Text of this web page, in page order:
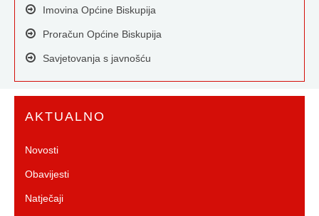
Imovina Općine Biskupija
Proračun Općine Biskupija
Savjetovanja s javnošću
AKTUALNO
Novosti
Obavijesti
Natječaji